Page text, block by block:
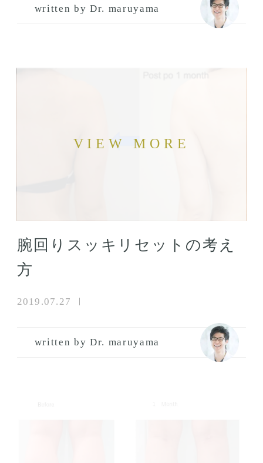
written by Dr. maruyama
腕回りスッキリセットの考え
方
2019.07.27
written by Dr. maruyama